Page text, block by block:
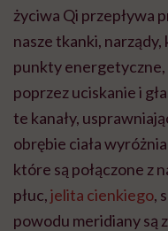
życiwa Qi przepływa
nasze tkanki, narządy,
punkty
poprzez uciskanie i
te kanały,
obrębie ciała
które są połączone z
płuc,jelita cienkiego,
powodu meridiany są